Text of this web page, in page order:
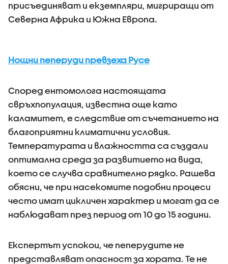
присъединяват и екземпляри, мигриращи от
Северна Африка и Южна Европа.
Нощни пеперуди превзеха Русе
Според ентомолога настоящата
свръхпопулация, известна още като
каламитет, е следствие от съчетанието на
благоприятни климатични условия.
Температурата и влажността са създали
оптимална среда за развитието на вида,
което се случва сравнително рядко. Рашева
обясни, че при насекомите подобни процеси
често имат цикличен характер и могат да се
наблюдават през период от 10 до 15 години.
Експертът успокои, че пеперудите не
представляват опасност за хората. Те не